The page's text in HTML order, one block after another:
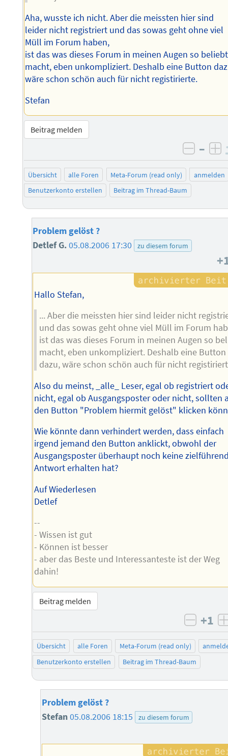
Aha, wusste ich nicht. Aber die meissten hier sind
leider nicht registriert und das sowas geht ohne viel
Müll im Forum haben,
ist das was dieses Forum in meinen Augen so beliebt
macht, eben unkompliziert. Deshalb eine Button
wäre schon schön auch für nicht registirierte.
Stefan
Beitrag melden
–
Übersicht alle Foren Meta-Forum (read only)
anmelden
Benutzerkonto erstellen
Beitrag im Thread-Baum
Problem gelöst ?
Detlef G.05.08.2006 17:30 zu diesem forum
Hallo Stefan,
... Aber die meissten hier sind leider nicht
und das sowas geht ohne viel Müll im Forum
ist das was dieses Forum in meinen Augen so
macht, eben unkompliziert. Deshalb eine Button
dazu, wäre schon schön auch für nicht
Also du meinst, _alle_ Leser, egal ob registriert
nicht, egal ob Ausgangsposter oder nicht, sollten
den Button "Problem hiermit gelöst" klicken
Wie könnte dann verhindert werden, dass einfach
irgend jemand den Button anklickt, obwohl der
Ausgangsposter überhaupt noch keine
Antwort erhalten hat?
Auf Wiederlesen
Detlef
--
- Wissen ist gut
- Können ist besser
- aber das Beste und Interessanteste ist der Weg
dahin!
Beitrag melden
+1
Übersicht alle Foren Meta-Forum (read only)
Benutzerkonto erstellen
Beitrag im Thread-Baum
Problem gelöst ?
Stefan05.08.2006 18:15 zu diesem forum